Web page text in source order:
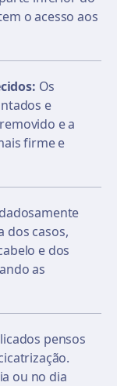
o acesso aos
Os
e
e a
firme e
dos casos,
e dos
as
pensos
ou no dia